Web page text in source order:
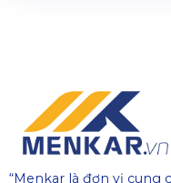
“Menkar là đơn vị cung